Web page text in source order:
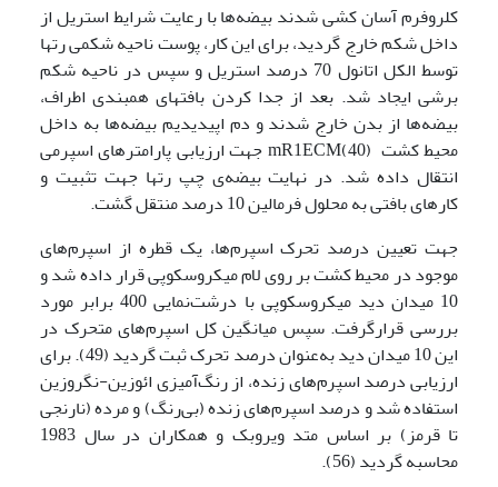
کلروفرم آسان کشی شدند بیضه‌ها با رعایت شرایط استریل از
داخل شکم خارج گردید، برای این کار، پوست ناحیه شکمی رت­ها
توسط الکل اتانول 70 درصد استریل و سپس در ناحیه شکم
برشی ایجاد شد. بعد از جدا کردن بافت­های همبندی اطراف،
بیضه‌ها از بدن خارج شدند و دم اپیدیدیم بیضه‌ها به داخل
محیط کشت mR1ECM(40) جهت ارزیابی پارامترهای اسپرمی
انتقال داده شد. در نهایت بیضه‌ی چپ رت­ها جهت تثبیت و
کارهای بافتی به محلول فرمالین 10 درصد منتقل گشت.
جهت تعیین درصد تحرک اسپرم‌ها، یک قطره از اسپرم‌های
موجود در محیط کشت بر روی لام میکروسکوپی قرار داده شد و
10 میدان دید میکروسکوپی با درشت‌نمایی 400 برابر مورد
بررسی قرارگرفت. سپس میانگین کل اسپرم‌های متحرک در
این 10 میدان دید به‌عنوان درصد تحرک ثبت گردید (49). برای
ارزیابی درصد اسپرم‌های زنده، از رنگ‌آمیزی ائوزین-نگروزین
استفاده شد و درصد اسپرم‌های زنده (بی‌رنگ) و مرده (نارنجی
تا قرمز) بر اساس متد ویروبک و همکاران در سال 1983
محاسبه گردید (56).